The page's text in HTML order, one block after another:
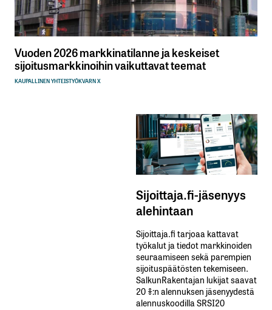
Vuoden 2026 markkinatilanne ja keskeiset
sijoitusmarkkinoihin vaikuttavat teemat
KAUPALLINEN YHTEISTYÖKVARN X
Sijoittaja.fi-jäsenyys
alehintaan
Sijoittaja.fi tarjoaa kattavat
työkalut ja tiedot markkinoiden
seuraamiseen sekä parempien
sijoituspäätösten tekemiseen.
SalkunRakentajan lukijat saavat
20 %:n alennuksen jäsenyydestä
alennuskoodilla SRSI20